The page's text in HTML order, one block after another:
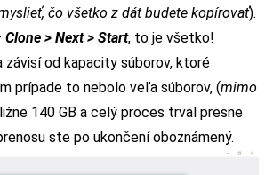
čo všetko z dát budete kopírovať).
Clone > Next > Start, to je všetko!
závisí od kapacity súborov, ktoré
prípade to nebolo veľa súborov, (mimo
140 GB a celý proces trval presne
ste po ukončení oboznámený.